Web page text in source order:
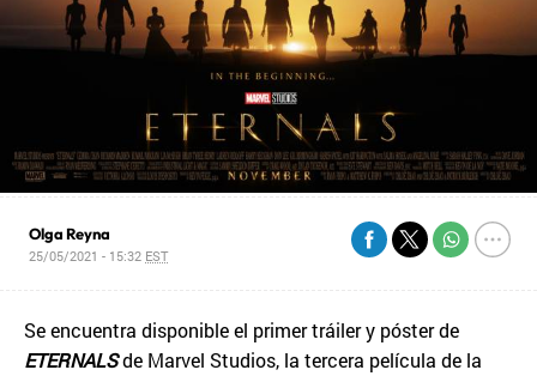
Olga Reyna
25/05/2021 - 15:32 EST
Se encuentra disponible el primer tráiler y póster de
ETERNALSde Marvel Studios, la tercera película de la